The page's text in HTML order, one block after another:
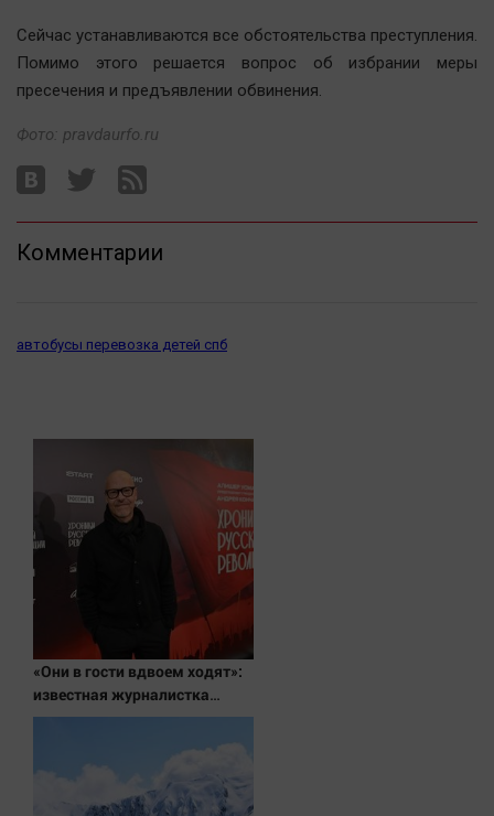
Новости компаний
Прогулки по городу Ч
Спецпроект
Статистика
Челябинск космический
Вирус чтения
Вкусное
Интервью
Качество жизни
Народная журналистика
Сейчас устанавливаются все обстоятельства преступления.
Помимо этого решается вопрос об избрании меры
пресечения и предъявлении обвинения.
Фото: pravdaurfo.ru
Комментарии
автобусы перевозка детей спб
«Они в гости вдвоем ходят»:
известная журналистка
подтвердила роман